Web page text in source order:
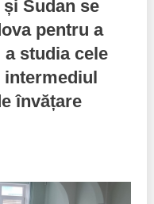
Sudan se
pentru a
studia cele
învățare